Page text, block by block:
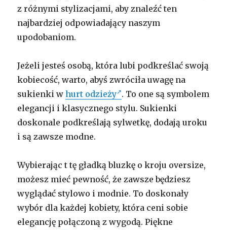
z różnymi stylizacjami, aby znaleźć ten
najbardziej odpowiadający naszym
upodobaniom.
Jeżeli jesteś osobą, która lubi podkreślać swoją
kobiecość, warto, abyś zwróciła uwagę na
sukienki whurt odzieży . To one są symbolem
elegancji i klasycznego stylu. Sukienki
doskonale podkreślają sylwetkę, dodają uroku
i są zawsze modne.
Wybierając t tę gładką bluzkę o kroju oversize,
możesz mieć pewność, że zawsze będziesz
wyglądać stylowo i modnie. To doskonały
wybór dla każdej kobiety, która ceni sobie
elegancję połączoną z wygodą. Piękne